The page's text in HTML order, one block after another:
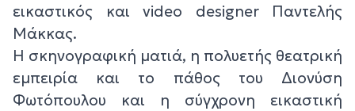
εικαστικός και video designer Παντελής
Μάκκας.
Η σκηνογραφική ματιά, η πολυετής θεατρική
εμπειρία και το πάθος του Διονύση
Φωτόπουλου και η σύγχρονη εικαστική